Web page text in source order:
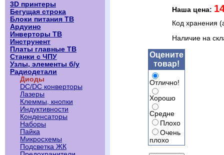
3D принтеры
Бегущая строка
Блоки питания ТВ
Ардуино
Инверторы ТВ
Инструнент
Платы главные ТВ
Станки с ЧПУ
Узлы, элементы б/у
Радиодетали
Диоды
DC/DC конверторы
Лазеры
Клеммы, кнопки
Индуктивности
Конденсаторы
Наборы
Пайка
Микросхемы
Подсветка ЖК
Наша цена:
Код хранения
Наличие на
Оцените
товар!
Отлично!
Хорошо
Средне
Плохо
Очень
плохо